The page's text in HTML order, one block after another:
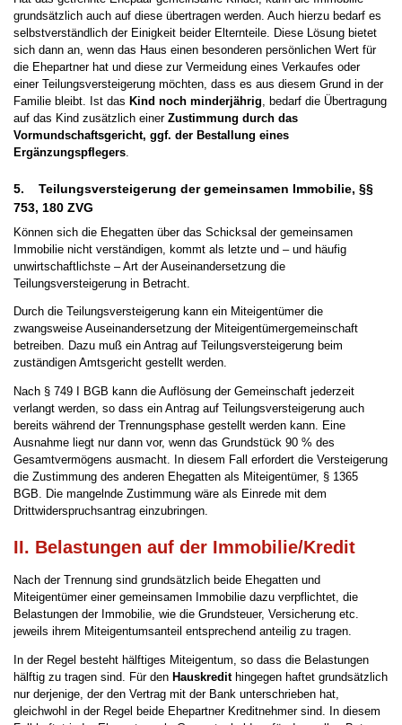
grundsätzlich auch auf diese übertragen werden. Auch hierzu bedarf es
selbstverständlich der Einigkeit beider Elternteile. Diese Lösung bietet
sich dann an, wenn das Haus einen besonderen persönlichen Wert für
die Ehepartner hat und diese zur Vermeidung eines Verkaufes oder
einer Teilungsversteigerung möchten, dass es aus diesem Grund in der
Familie bleibt. Ist das Kind noch minderjährig, bedarf die Übertragung
auf das Kind zusätzlich einerZustimmung durch das
Vormundschaftsgericht, ggf. der Bestallung eines
Ergänzungspflegers.
5. Teilungsversteigerung der gemeinsamen Immobilie, §§
753, 180 ZVG
Können sich die Ehegatten über das Schicksal der gemeinsamen
Immobilie nicht verständigen, kommt als letzte und – und häufig
unwirtschaftlichste – Art der Auseinandersetzung die
Teilungsversteigerung in Betracht.
Durch die Teilungsversteigerung kann ein Miteigentümer die
zwangsweise Auseinandersetzung der Miteigentümergemeinschaft
betreiben. Dazu muß ein Antrag auf Teilungsversteigerung beim
zuständigen Amtsgericht gestellt werden.
Nach § 749 I BGB kann die Auflösung der Gemeinschaft jederzeit
verlangt werden, so dass ein Antrag auf Teilungsversteigerung auch
bereits während der Trennungsphase gestellt werden kann. Eine
Ausnahme liegt nur dann vor, wenn das Grundstück 90 % des
Gesamtvermögens ausmacht. In diesem Fall erfordert die Versteigerung
die Zustimmung des anderen Ehegatten als Miteigentümer, § 1365
BGB. Die mangelnde Zustimmung wäre als Einrede mit dem
Drittwiderspruchsantrag einzubringen.
II. Belastungen auf der Immobilie/Kredit
Nach der Trennung sind grundsätzlich beide Ehegatten und
Miteigentümer einer gemeinsamen Immobilie dazu verpflichtet, die
Belastungen der Immobilie, wie die Grundsteuer, Versicherung etc.
jeweils ihrem Miteigentumsanteil entsprechend anteilig zu tragen.
In der Regel besteht hälftiges Miteigentum, so dass die Belastungen
hälftig zu tragen sind. Für den Hauskredithingegen haftet grundsätzlich
nur derjenige, der den Vertrag mit der Bank unterschrieben hat,
gleichwohl in der Regel beide Ehepartner Kreditnehmer sind. In diesem